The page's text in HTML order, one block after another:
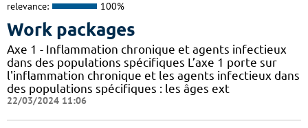
relevance: 100%
Work packages
Axe 1 - Inflammation chronique et agents infectieux
dans des populations spécifiques L’axe 1 porte sur
l'inflammation chronique et les agents infectieux dans
des populations spécifiques : les âges ext
22/03/2024 11:06